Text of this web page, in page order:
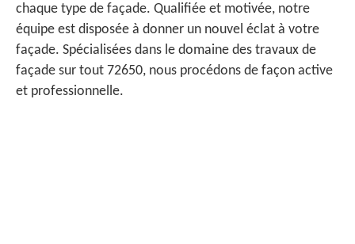
chaque type de façade. Qualifiée et motivée, notre
équipe est disposée à donner un nouvel éclat à votre
façade. Spécialisées dans le domaine des travaux de
façade sur tout 72650, nous procédons de façon active
et professionnelle.